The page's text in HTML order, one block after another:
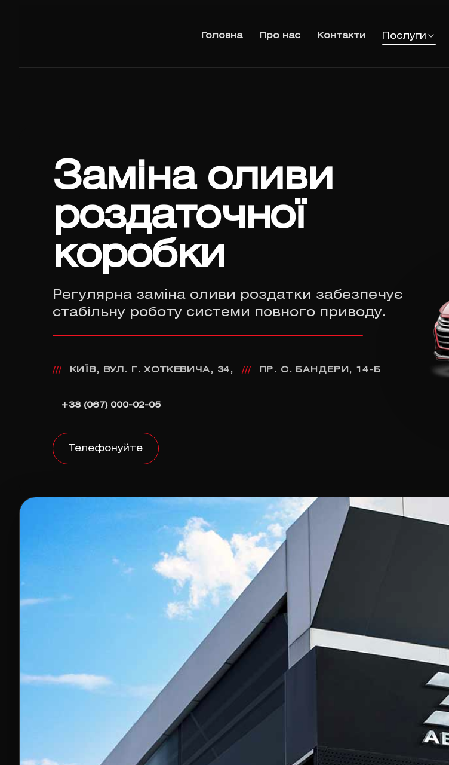
Головна Про нас Контакти Послуги
Заміна оливи
роздаточної
коробки
Регулярна заміна оливи роздатки забезпечує
стабільну роботу системи повного приводу.
/// КИЇВ, ВУЛ. Г. ХОТКЕВИЧА, 34, /// ПР. С. БАНДЕРИ, 14-Б
+38 (067) 000-02-05
Телефонуйте